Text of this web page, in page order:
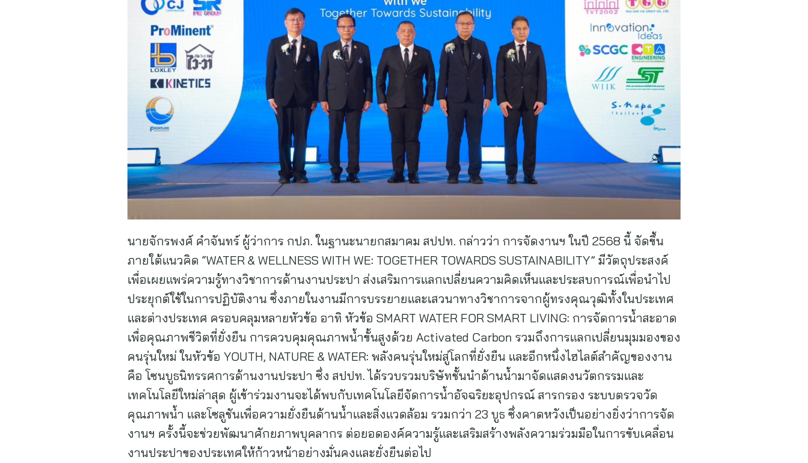
นายจักรพงศ์ คำจันทร์ ผู้ว่าการ กปภ. ในฐานะนายกสมาคม สปปท. กล่าวว่า การจัดงานฯ ในปี 2568 นี้ จัดขึ้น
ภายใต้แนวคิด “WATER & WELLNESS WITH WE: TOGETHER TOWARDS SUSTAINABILITY” มีวัตถุประสงค์
เพื่อเผยแพร่ความรู้ทางวิชาการด้านงานประปา ส่งเสริมการแลกเปลี่ยนความคิดเห็นและประสบการณ์เพื่อนำไป
ประยุกต์ใช้ในการปฏิบัติงาน ซึ่งภายในงานมีการบรรยายและเสวนาทางวิชาการจากผู้ทรงคุณวุฒิทั้งในประเทศ
และต่างประเทศ ครอบคลุมหลายหัวข้อ อาทิ หัวข้อ SMART WATER FOR SMART LIVING: การจัดการน้ำสะอาด
เพื่อคุณภาพชีวิตที่ยั่งยืน การควบคุมคุณภาพน้ำขั้นสูงด้วย Activated Carbon รวมถึงการแลกเปลี่ยนมุมมองของ
คนรุ่นใหม่ ในหัวข้อ YOUTH, NATURE & WATER: พลังคนรุ่นใหม่สู่โลกที่ยั่งยืน และอีกหนึ่งไฮไลต์สำคัญของงาน
คือ โซนบูธนิทรรศการด้านงานประปา ซึ่ง สปปท. ได้รวบรวมบริษัทชั้นนำด้านน้ำมาจัดแสดงนวัตกรรมและ
เทคโนโลยีใหม่ล่าสุด ผู้เข้าร่วมงานจะได้พบกับเทคโนโลยีจัดการน้ำอัจฉริยะอุปกรณ์ สารกรอง ระบบตรวจวัด
คุณภาพน้ำ และโซลูชันเพื่อความยั่งยืนด้านน้ำและสิ่งแวดล้อม รวมกว่า 23 บูธ ซึ่งคาดหวังเป็นอย่างยิ่งว่าการจัด
งานฯ ครั้งนี้จะช่วยพัฒนาศักยภาพบุคลากร ต่อยอดองค์ความรู้และเสริมสร้างพลังความร่วมมือในการขับเคลื่อน
งานประปาของประเทศให้ก้าวหน้าอย่างมั่นคงและยั่งยืนต่อไป